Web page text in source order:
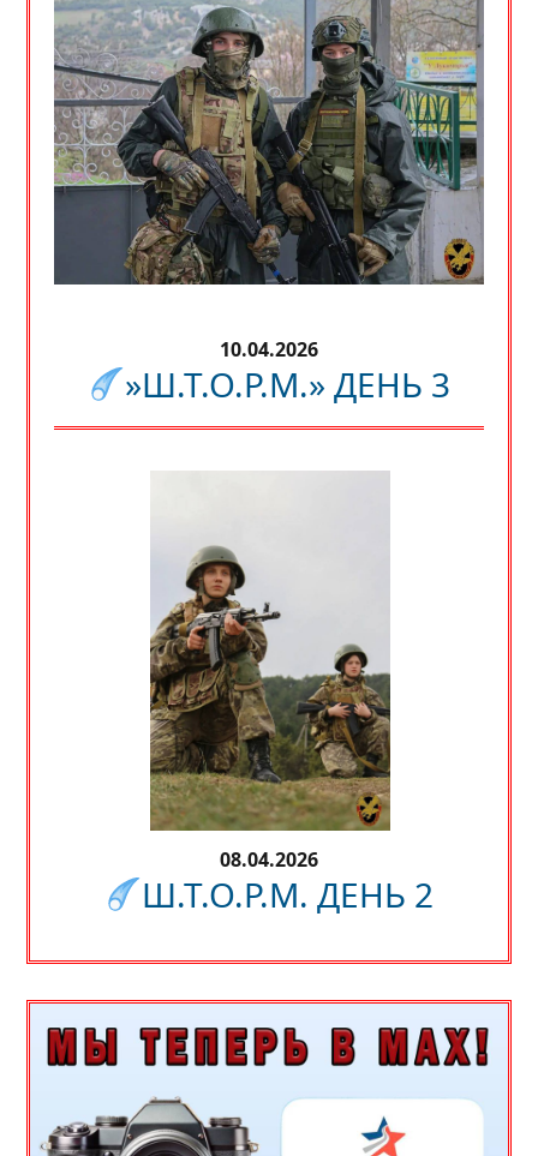
10.04.2026
»Ш.Т.О.Р.М.» ДЕНЬ 3
08.04.2026
Ш.Т.О.Р.М. ДЕНЬ 2